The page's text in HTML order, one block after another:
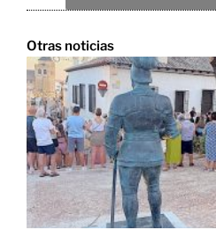
Otras noticias